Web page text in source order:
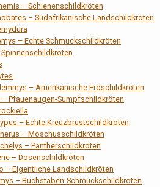
– Schienenschildkröten
– Südafrikanische Landschildkröten
– Echte Schmuckschildkröten
– Amerikanische Erdschildkröten
– Pfauenaugen-Sumpfschildkröten
– Echte Kreuzbrustschildkröten
– Moschusschildkröten
– Pantherschildkröten
– Dosenschildkröten
– Eigentliche Landschildkröten
– Buchstaben-Schmuckschildkröten